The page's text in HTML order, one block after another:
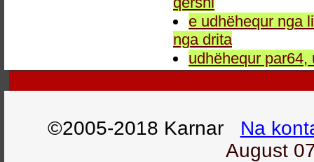
e udhëhequr nga
nga drita
udhëhequr
©2005-2018 Karnar Na
August